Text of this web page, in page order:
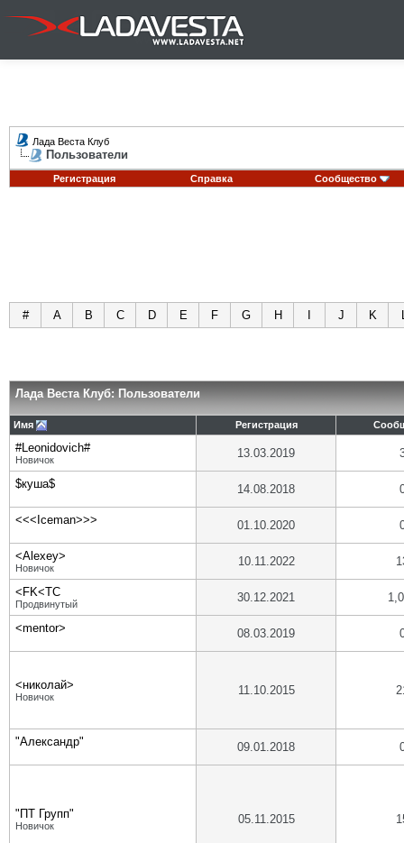
Лада Веста Клуб
Пользователи
Регистрация Справка Сообщество
# A B C D E F G H J K
Лада Веста Клуб: Пользователи
Имя Регистрация
#Leonidovich#
Новичок 13.03.2019
$куша$ 14.08.2018
<<<Iceman>>> 01.10.2020
<Alexey>
Новичок 10.11.2022
<FK<TC
Продвинутый 30.12.2021
<mentor> 08.03.2019
<николай>
Новичок 11.10.2015
"Александр" 09.01.2018
"ПТ Групп"
Новичок 05.11.2015